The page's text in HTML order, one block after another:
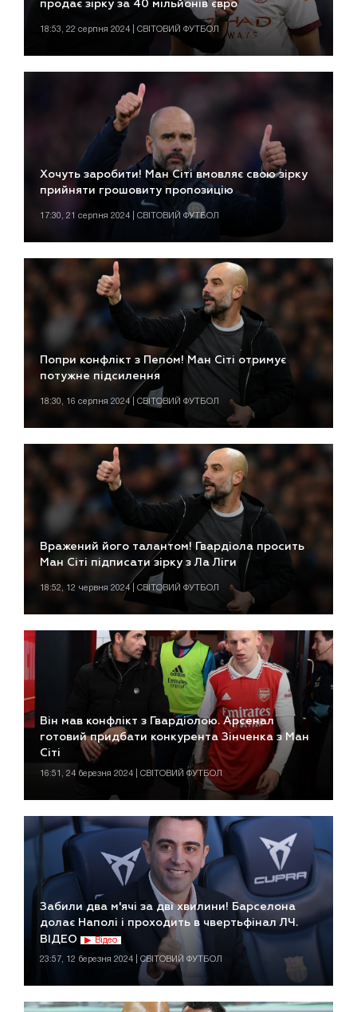
продає зірку за 40 мільйонів євро
18:53, 22 серпня 2024 | СВІТОВИЙ ФУТБОЛ
Хочуть заробити! Ман Сіті вмовляє свою зірку
прийняти грошовиту пропозицію
17:30, 21 серпня 2024 | СВІТОВИЙ ФУТБОЛ
Попри конфлікт з Пепом! Ман Сіті отримує
потужне підсилення
18:30, 16 серпня 2024 | СВІТОВИЙ ФУТБОЛ
Вражений його талантом! Гвардіола просить
Ман Сіті підписати зірку з Ла Ліги
18:52, 12 червня 2024 | СВІТОВИЙ ФУТБОЛ
Він мав конфлікт з Гвардіолою. Арсенал
готовий придбати конкурента Зінченка з Ман
Сіті
16:51, 24 березня 2024 | СВІТОВИЙ ФУТБОЛ
Забили два м'ячі за дві хвилини! Барселона
долає Наполі і проходить в чвертьфінал ЛЧ.
ВІДЕО
Відео
23:57, 12 березня 2024 | СВІТОВИЙ ФУТБОЛ